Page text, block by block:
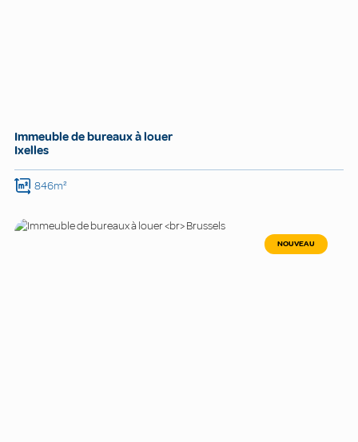
Immeuble de bureaux à louer
Ixelles
846m²
NOUVEAU